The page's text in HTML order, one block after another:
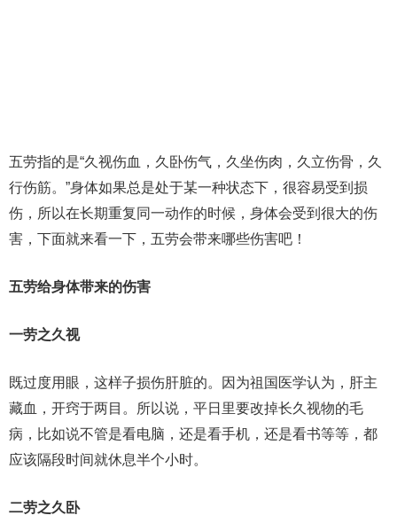
五劳指的是“久视伤血，久卧伤气，久坐伤肉，久立伤骨，久
行伤筋。”身体如果总是处于某一种状态下，很容易受到损
伤，所以在长期重复同一动作的时候，身体会受到很大的伤
害，下面就来看一下，五劳会带来哪些伤害吧！
五劳给身体带来的伤害
一劳之久视
既过度用眼，这样子损伤肝脏的。因为祖国医学认为，肝主
藏血，开窍于两目。所以说，平日里要改掉长久视物的毛
病，比如说不管是看电脑，还是看手机，还是看书等等，都
应该隔段时间就休息半个小时。
二劳之久卧